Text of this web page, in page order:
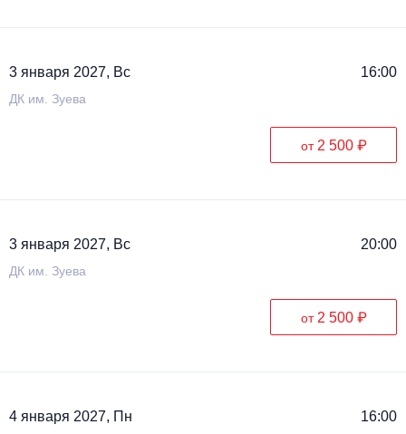
3 января 2027, Вс 16:00
ДК им. Зуева
от 2 500 ₽
3 января 2027, Вс 20:00
ДК им. Зуева
от 2 500 ₽
4 января 2027, Пн 16:00